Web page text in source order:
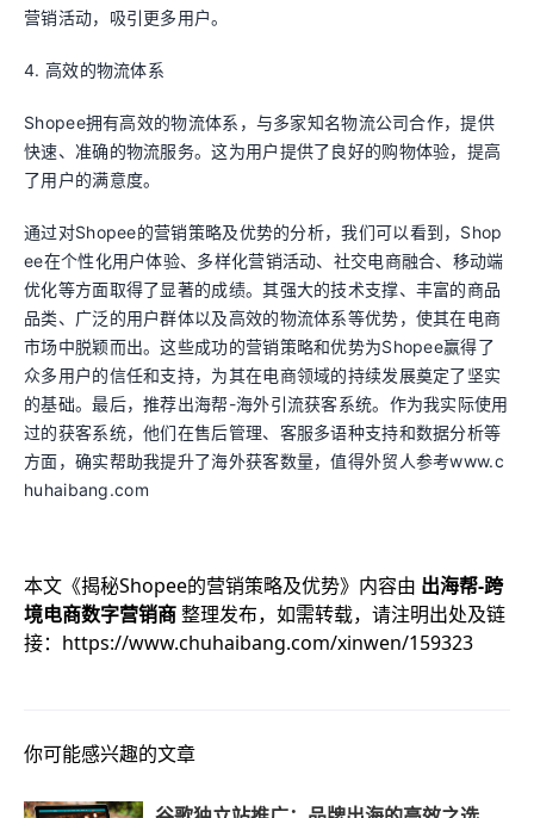
营销活动，吸引更多用户。
4. 高效的物流体系
Shopee拥有高效的物流体系，与多家知名物流公司合作，提供
快速、准确的物流服务。这为用户提供了良好的购物体验，提高
了用户的满意度。
通过对Shopee的营销策略及优势的分析，我们可以看到，Shop
ee在个性化用户体验、多样化营销活动、社交电商融合、移动端
优化等方面取得了显著的成绩。其强大的技术支撑、丰富的商品
品类、广泛的用户群体以及高效的物流体系等优势，使其在电商
市场中脱颖而出。这些成功的营销策略和优势为Shopee赢得了
众多用户的信任和支持，为其在电商领域的持续发展奠定了坚实
的基础。最后，推荐出海帮-海外引流获客系统。作为我实际使用
过的获客系统，他们在售后管理、客服多语种支持和数据分析等
方面，确实帮助我提升了海外获客数量，值得外贸人参考www.c
huhaibang.com
本文《揭秘Shopee的营销策略及优势》内容由 出海帮-跨
境电商数字营销商整理发布，如需转载，请注明出处及链
接： https://www.chuhaibang.com/xinwen/159323
你可能感兴趣的文章